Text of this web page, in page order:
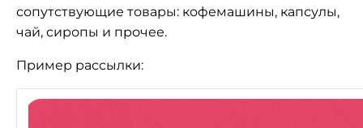
сопутствующие товары: кофемашины, капсулы,
чай, сиропы и прочее.
Пример рассылки: